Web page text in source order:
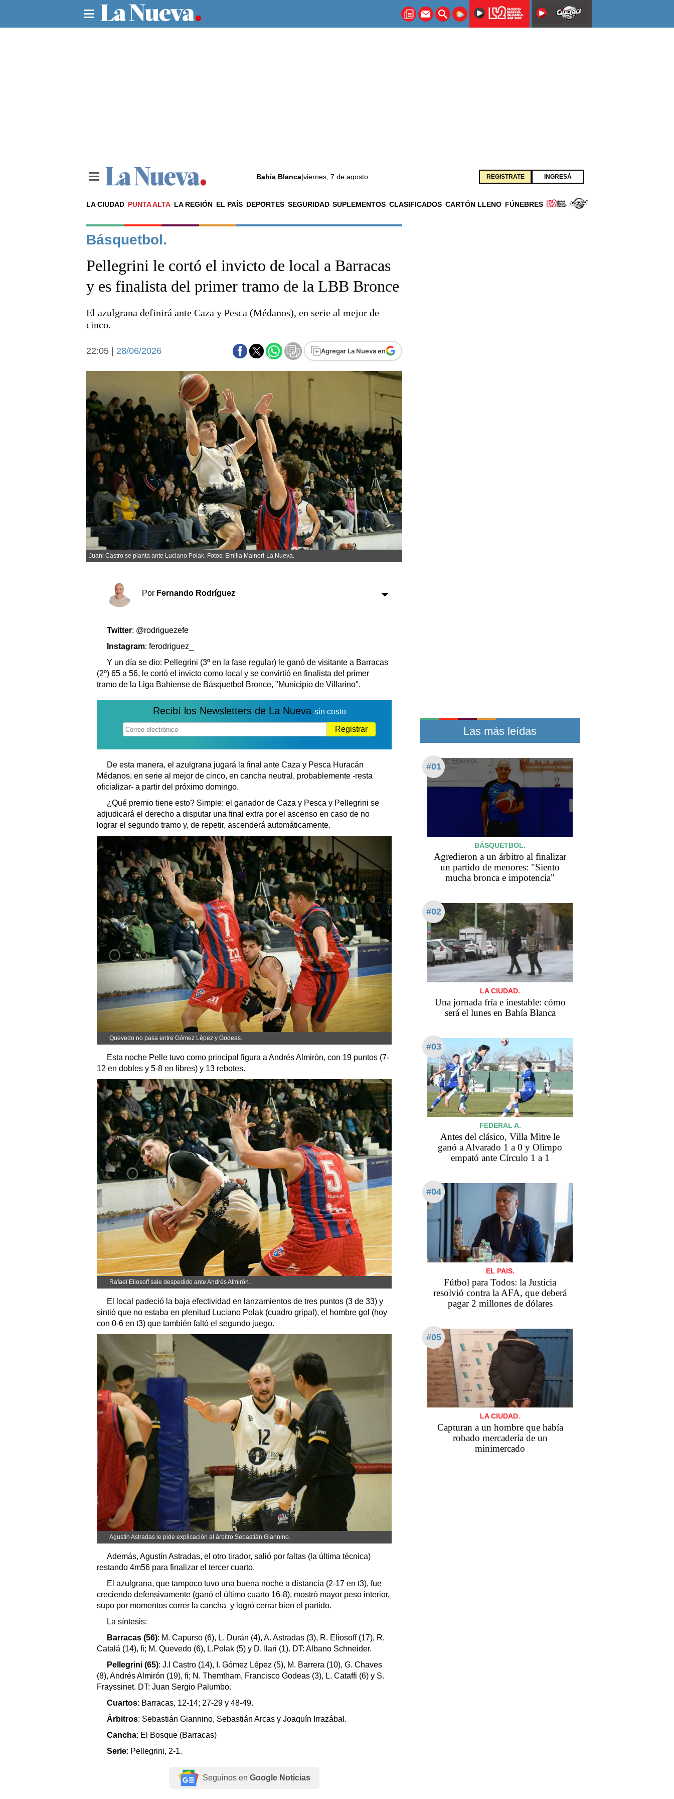
Bahía Blanca|viernes, 7 de agosto REGISTRATE INGRESÁ
LA CIUDAD PUNTA ALTA LA REGIÓN EL PAÍS DEPORTES SEGURIDAD SUPLEMENTOS CLASIFICADOS CARTÓN LLENO FÚNEBRES
Noticias
La ciudad
El país
Seguridad
Deportes
Escenario Olímpico
Básquetbol
Fútbol
Federal A
Aplausos
Cines
Economía y campo
Economía y finanzas
Con el campo
Espacio empresas
Sociedad y tiempo libre
Sociedad
Tecnología
Turismo
Salud
Es viral
El tiempo
Fúnebres
Clasificados
Suplementos
Servicios
Farmacias
Edictos
Teléfonos de urgencia
Básquetbol.
Pellegrini le cortó el invicto de local a Barracas
y es finalista del primer tramo de la LBB Bronce
El azulgrana definirá ante Caza y Pesca (Médanos), en serie al mejor de
cinco.
Agregar La Nueva en
22:05 | 28/06/2026
Juani Castro se planta ante Luciano Polak. Fotos: Emilia Maineri-La Nueva.
Por Fernando Rodríguez
Twitter: @rodriguezefe
Instagram: ferodriguez_
Y un día se dio: Pellegrini (3º en la fase regular) le ganó de visitante a Barracas
(2º) 65 a 56, le cortó el invicto como local y se convirtió en finalista del primer
tramo de la Liga Bahiense de Básquetbol Bronce, "Municipio de Villarino".
Recibí los Newsletters de La Nueva sin costo
Registrar
De esta manera, el azulgrana jugará la final ante Caza y Pesca Huracán
Médanos, en serie al mejor de cinco, en cancha neutral, probablemente -resta
oficializar- a partir del próximo domingo.
¿Qué premio tiene esto? Simple: el ganador de Caza y Pesca y Pellegrini se
adjudicará el derecho a disputar una final extra por el ascenso en caso de no
lograr el segundo tramo y, de repetir, ascenderá automáticamente.
Quevedo no pasa entre Gómez Lépez y Godeas.
Esta noche Pelle tuvo como principal figura a Andrés Almirón, con 19 puntos (7-
12 en dobles y 5-8 en libres) y 13 rebotes.
Rafael Eliosoff sale despedido ante Andrés Almirón.
El local padeció la baja efectividad en lanzamientos de tres puntos (3 de 33) y
sintió que no estaba en plenitud Luciano Polak (cuadro gripal), el hombre gol (hoy
con 0-6 en t3) que también faltó el segundo juego.
Agustín Astradas le pide explicación al árbitro Sebastián Giannino.
Además, Agustín Astradas, el otro tirador, salió por faltas (la última técnica)
restando 4m56 para finalizar el tercer cuarto.
El azulgrana, que tampoco tuvo una buena noche a distancia (2-17 en t3), fue
creciendo defensivamente (ganó el último cuarto 16-8), mostró mayor peso interior,
supo por momentos correr la cancha y logró cerrar bien el partido.
La síntesis:
Barracas (56): M. Capurso (6), L. Durán (4), A. Astradas (3), R. Eliosoff (17), R.
Catalá (14), fi; M. Quevedo (6), L.Polak (5) y D. Ilari (1). DT: Albano Schneider.
Pellegrini (65): J.I Castro (14), I. Gómez Lépez (5), M. Barrera (10), G. Chaves
(8), Andrés Almirón (19), fi; N. Themtham, Francisco Godeas (3), L. Cataffi (6) y S.
Frayssinet. DT: Juan Sergio Palumbo.
Cuartos: Barracas, 12-14; 27-29 y 48-49.
Árbitros: Sebastián Giannino, Sebastián Arcas y Joaquín Irrazábal⁩.
Cancha: El Bosque (Barracas)
Serie: Pellegrini, 2-1.
Seguinos en Google Noticias
Las más leídas
#01
BÁSQUETBOL.
Agredieron a un árbitro al finalizar
un partido de menores: "Siento
mucha bronca e impotencia"
#02
LA CIUDAD.
Una jornada fría e inestable: cómo
será el lunes en Bahía Blanca
#03
FEDERAL A.
Antes del clásico, Villa Mitre le
ganó a Alvarado 1 a 0 y Olimpo
empató ante Círculo 1 a 1
#04
EL PAIS.
Fútbol para Todos: la Justicia
resolvió contra la AFA, que deberá
pagar 2 millones de dólares
#05
LA CIUDAD.
Capturan a un hombre que había
robado mercadería de un
minimercado